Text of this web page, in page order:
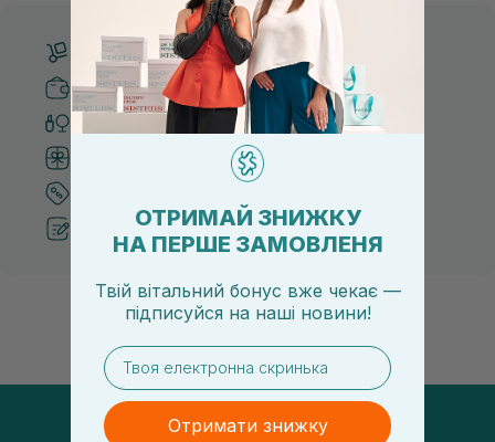
Бесплатная доставка от 3000 UAH
Безопасные способы оплаты
Только оригинальная косметика
Система бонусов и лояльности
Рекомендации от косметологов
ОТРИМАЙ ЗНИЖКУ
НА ПЕРШЕ ЗАМОВЛЕНЯ
Твій вітальний бонус вже чекає —
підписуйся на наші новини!
email
Отримати знижку